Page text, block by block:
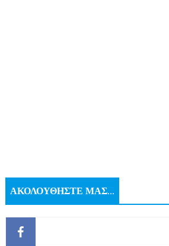
ΑΚΟΛΟΥΘΗΣΤΕ ΜΑΣ...